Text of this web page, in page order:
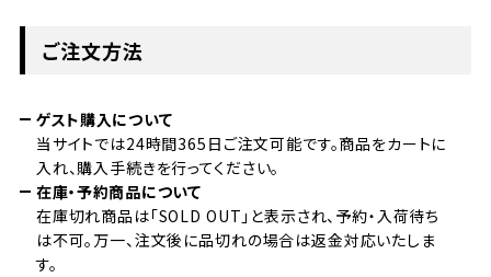
ご注文方法
ゲスト購入について
当サイトでは24時間365日ご注文可能です。商品をカートに
入れ、購入手続きを行ってください。
在庫・予約商品について
在庫切れ商品は「SOLD OUT」と表示され、予約・入荷待ち
は不可。万一、注文後に品切れの場合は返金対応いたしま
す。